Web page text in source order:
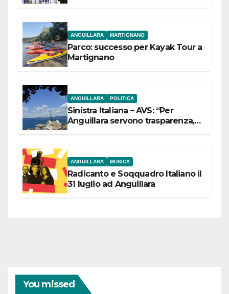
ANGUILLARA MARTIGNANO
Parco: successo per Kayak Tour a
Martignano
ANGUILLARA POLITICA
Sinistra Italiana – AVS: “Per
Anguillara servono trasparenza,
ANGUILLARA MUSICA
Radicanto e Soqquadro Italiano il
31 luglio ad Anguillara
You missed